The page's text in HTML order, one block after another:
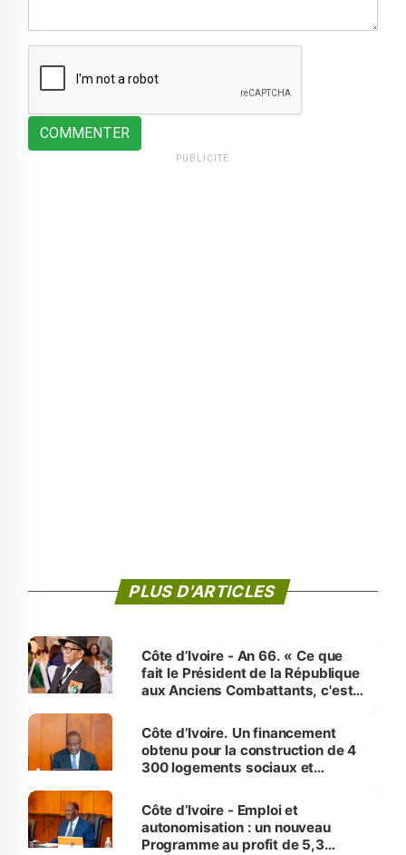
COMMENTER
PUBLICITÉ
PLUS D'ARTICLES
Côte d’Ivoire - An 66. « Ce que
fait le Président de la République
aux Anciens Combattants, c'est
Côte d’Ivoire. Un financement
obtenu pour la construction de 4
300 logements sociaux et
et Yamoussoukro
Côte d’Ivoire - Emploi et
autonomisation : un nouveau
Programme au profit de 5,3